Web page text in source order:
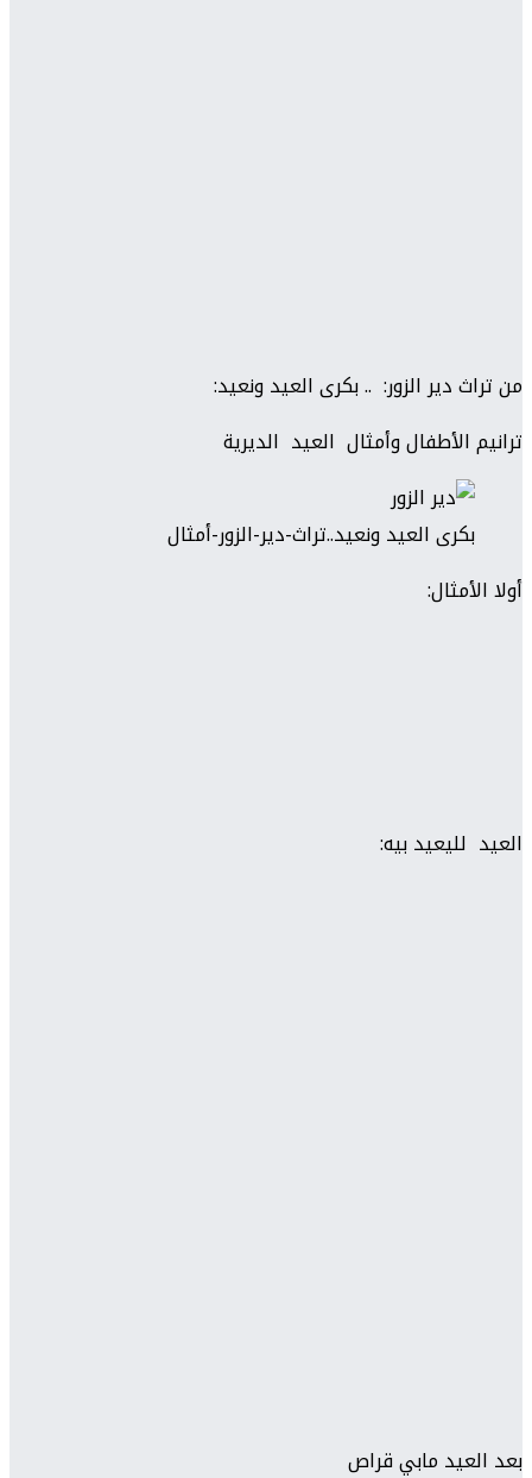
من تراث دير الزور: .. بكرى العيد ونعيد:
ترانيم الأطفال وأمثال العيد الديرية
بكرى العيد ونعيد..تراث-دير-الزور-أمثال
أولا الأمثال:
العيد لليعيد بيه:
بعد العيد مابي قراص